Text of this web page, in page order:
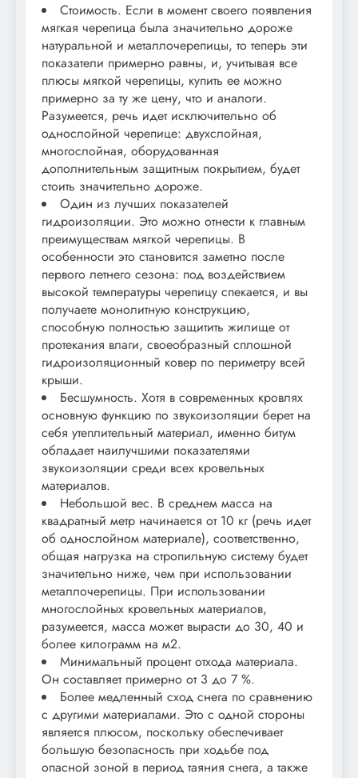
Стоимость. Если в момент своего появления
мягкая черепица была значительно дороже
натуральной и металлочерепицы, то теперь эти
показатели примерно равны, и, учитывая все
плюсы мягкой черепицы, купить ее можно
примерно за ту же цену, что и аналоги.
Разумеется, речь идет исключительно об
однослойной черепице: двухслойная,
многослойная, оборудованная
дополнительным защитным покрытием, будет
стоить значительно дороже.
Один из лучших показателей
гидроизоляции. Это можно отнести к главным
преимуществам мягкой черепицы. В
особенности это становится заметно после
первого летнего сезона: под воздействием
высокой температуры черепицу спекается, и вы
получаете монолитную конструкцию,
способную полностью защитить жилище от
протекания влаги, своеобразный сплошной
гидроизоляционный ковер по периметру всей
крыши.
Бесшумность. Хотя в современных кровлях
основную функцию по звукоизоляции берет на
себя утеплительный материал, именно битум
обладает наилучшими показателями
звукоизоляции среди всех кровельных
материалов.
Небольшой вес. В среднем масса на
квадратный метр начинается от 10 кг (речь идет
об однослойном материале), соответственно,
общая нагрузка на стропильную систему будет
значительно ниже, чем при использовании
металлочерепицы. При использовании
многослойных кровельных материалов,
разумеется, масса может вырасти до 30, 40 и
более килограмм на м2.
Минимальный процент отхода материала.
Он составляет примерно от 3 до 7 %.
Более медленный сход снега по сравнению
с другими материалами. Это с одной стороны
является плюсом, поскольку обеспечивает
большую безопасность при ходьбе под
опасной зоной в период таяния снега, а также